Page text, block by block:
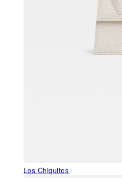
Los Chiquitos